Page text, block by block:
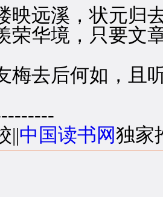
远溪，状元归
华境，只要文
去后何如，且
||中国读书网 独家